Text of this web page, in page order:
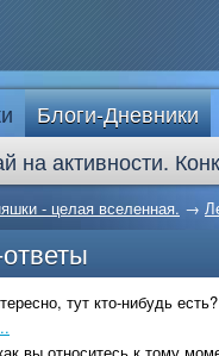
Блоги-Дневники
на активности.
- целая вселенная. →
тут кто-нибудь есть?